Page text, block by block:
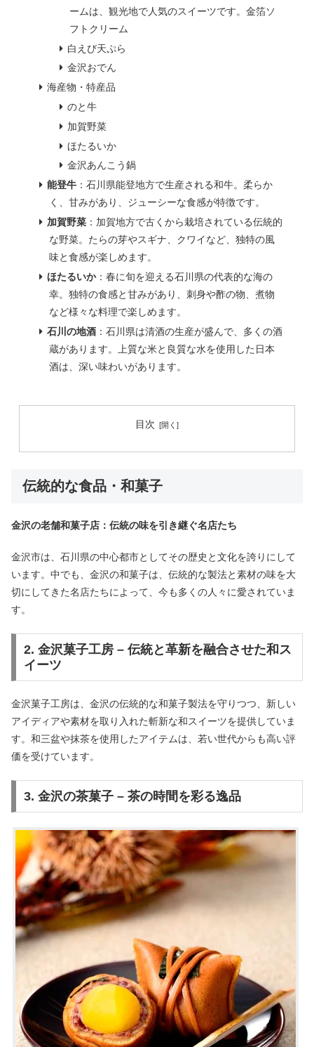
ームは、観光地で人気のスイーツです。金箔ソ
フトクリーム
白えび天ぷら
金沢おでん
海産物・特産品
のと牛
加賀野菜
ほたるいか
金沢あんこう鍋
能登牛：石川県能登地方で生産される和牛。柔らか
く、甘みがあり、ジューシーな食感が特徴です。
加賀野菜：加賀地方で古くから栽培されている伝統的
な野菜。たらの芽やスギナ、クワイなど、独特の風
味と食感が楽しめます。
ほたるいか：春に旬を迎える石川県の代表的な海の
幸。独特の食感と甘みがあり、刺身や酢の物、煮物
など様々な料理で楽しめます。
石川の地酒：石川県は清酒の生産が盛んで、多くの酒
蔵があります。上質な米と良質な水を使用した日本
酒は、深い味わいがあります。
目次
伝統的な食品・和菓子
金沢の老舗和菓子店：伝統の味を引き継ぐ名店たち
金沢市は、石川県の中心都市としてその歴史と文化を誇りにして
います。中でも、金沢の和菓子は、伝統的な製法と素材の味を大
切にしてきた名店たちによって、今も多くの人々に愛されていま
す。
2. 金沢菓子工房 – 伝統と革新を融合させた和ス
イーツ
金沢菓子工房は、金沢の伝統的な和菓子製法を守りつつ、新しい
アイディアや素材を取り入れた斬新な和スイーツを提供していま
す。和三盆や抹茶を使用したアイテムは、若い世代からも高い評
価を受けています。
3. 金沢の茶菓子 – 茶の時間を彩る逸品